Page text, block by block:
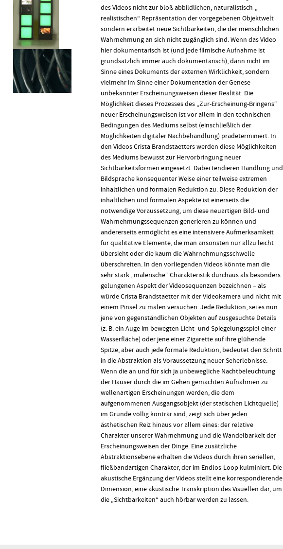
des Videos nicht zur bloß abbildlichen, naturalistisch-„
realistischen“ Repräsentation der vorgegebenen Objektwelt
sondern erarbeitet neue Sichtbarkeiten, die der menschlichen
Wahrnehmung an sich nicht zugänglich sind. Wenn das Video
hier dokumentarisch ist (und jede filmische Aufnahme ist
grundsätzlich immer auch dokumentarisch), dann nicht im
Sinne eines Dokuments der externen Wirklichkeit, sondern
vielmehr im Sinne einer Dokumentation der Genese
unbekannter Erscheinungsweisen dieser Realität. Die
Möglichkeit dieses Prozesses des „Zur-Erscheinung-Bringens“
neuer Erscheinungsweisen ist vor allem in den technischen
Bedingungen des Mediums selbst (einschließlich der
Möglichkeiten digitaler Nachbehandlung) prädeterminiert. In
den Videos Crista Brandstaetters werden diese Möglichkeiten
des Mediums bewusst zur Hervorbringung neuer
Sichtbarkeitsformen eingesetzt. Dabei tendieren Handlung und
Bildsprache konsequenter Weise einer teilweise extremen
inhaltlichen und formalen Reduktion zu. Diese Reduktion der
inhaltlichen und formalen Aspekte ist einerseits die
notwendige Voraussetzung, um diese neuartigen Bild- und
Wahrnehmungssequenzen generieren zu können und
andererseits ermöglicht es eine intensivere Aufmerksamkeit
für qualitative Elemente, die man ansonsten nur allzu leicht
übersieht oder die kaum die Wahrnehmungsschwelle
überschreiten. In den vorliegenden Videos könnte man die
sehr stark „malerische“ Charakteristik durchaus als besonders
gelungenen Aspekt der Videosequenzen bezeichnen – als
würde Crista Brandstaetter mit der Videokamera und nicht mit
einem Pinsel zu malen versuchen. Jede Reduktion, sei es nun
jene von gegenständlichen Objekten auf ausgesuchte Details
(z. B. ein Auge im bewegten Licht- und Spiegelungsspiel einer
Wasserfläche) oder jene einer Zigarette auf ihre glühende
Spitze, aber auch jede formale Reduktion, bedeutet den Schritt
in die Abstraktion als Voraussetzung neuer Seherlebnisse.
Wenn die an und für sich ja unbewegliche Nachtbeleuchtung
der Häuser durch die im Gehen gemachten Aufnahmen zu
wellenartigen Erscheinungen werden, die dem
aufgenommenen Ausgangsobjekt (der statischen Lichtquelle)
im Grunde völlig konträr sind, zeigt sich über jeden
ästhetischen Reiz hinaus vor allem eines: der relative
Charakter unserer Wahrnehmung und die Wandelbarkeit der
Erscheinungsweisen der Dinge. Eine zusätzliche
Abstraktionsebene erhalten die Videos durch ihren seriellen,
fließbandartigen Charakter, der im Endlos-Loop kulminiert. Die
akustische Ergänzung der Videos stellt eine korrespondierende
Dimension, eine akustische Transkription des Visuellen dar, um
die „Sichtbarkeiten“ auch hörbar werden zu lassen.